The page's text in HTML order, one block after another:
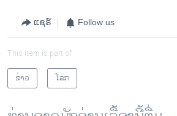
ແຊຣ໌ Follow us
This item is part of
ຂ່າວ
ໂລກ